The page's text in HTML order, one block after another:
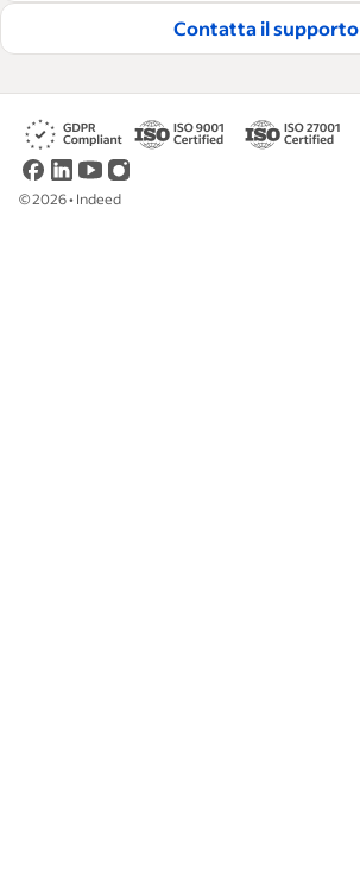
Leggi le nostre linee guida redazionali
Contatta il supporto
©2026• Indeed